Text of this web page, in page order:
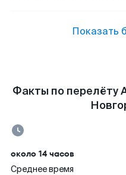
Показать
Факты по перелёту
около 14 часов
Среднее время